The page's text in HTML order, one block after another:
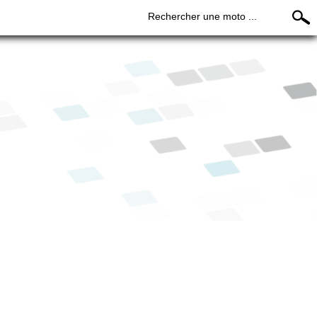
Rechercher une moto ...